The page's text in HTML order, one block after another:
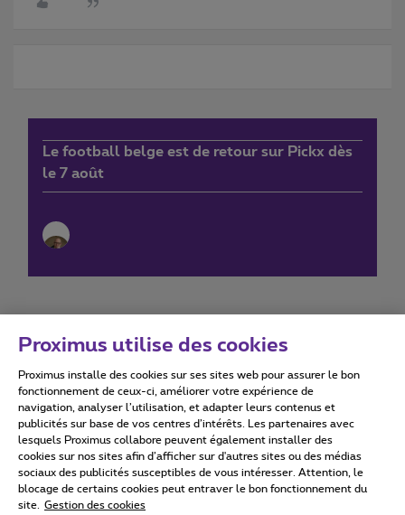
Le football belge est de retour sur Pickx dès
le 7 août
Conditions d'utilisation Accessibility statement
Tous droits réservés. © 2026 Proximus
Conditions générales, info consommateur
Proximus utilise des cookies
Proximus installe des cookies sur ses sites web pour assurer le bon
fonctionnement de ceux-ci, améliorer votre expérience de
navigation, analyser l’utilisation, et adapter leurs contenus et
publicités sur base de vos centres d’intérêts. Les partenaires avec
lesquels Proximus collabore peuvent également installer des
cookies sur nos sites afin d’afficher sur d'autres sites ou des médias
sociaux des publicités susceptibles de vous intéresser. Attention, le
blocage de certains cookies peut entraver le bon fonctionnement du
site.
Gestion des cookies